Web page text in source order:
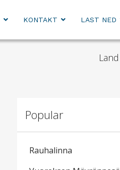
KONTAKT LAST NED
Land
Popular
Rauhalinna